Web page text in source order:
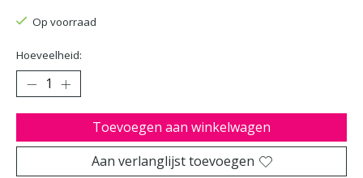
Op voorraad
Hoeveelheid:
Toevoegen aan winkelwagen
Aan verlanglijst toevoegen